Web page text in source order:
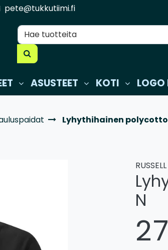
pete@tukkutiimi.fi
ASUSTEET KOTI LOGO
Lyhythihainen
RUSSELL
N